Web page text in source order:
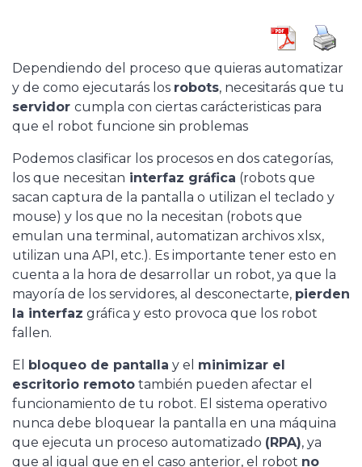
Dependiendo del proceso que quieras automatizar
y de como ejecutarás los robots, necesitarás que tu
servidor cumpla con ciertas carácteristicas para
que el robot funcione sin problemas
Podemos clasificar los procesos en dos categorías,
los que necesitan interfaz gráfica (robots que
sacan captura de la pantalla o utilizan el teclado y
mouse) y los que no la necesitan (robots que
emulan una terminal, automatizan archivos xlsx,
utilizan una API, etc.). Es importante tener esto en
cuenta a la hora de desarrollar un robot, ya que la
mayoría de los servidores, al desconectarte, pierden
la interfaz gráfica y esto provoca que los robot
fallen.
El bloqueo de pantalla y el minimizar el
escritorio remoto también pueden afectar el
funcionamiento de tu robot. El sistema operativo
nunca debe bloquear la pantalla en una máquina
que ejecuta un proceso automatizado (RPA), ya
que al igual que en el caso anterior, el robot no